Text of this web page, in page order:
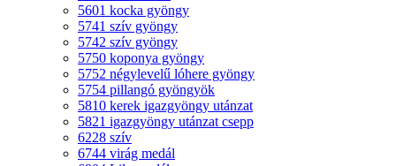
5601 kocka gyöngy
5741 szív gyöngy
5742 szív gyöngy
5750 koponya gyöngy
5752 négylevelű lóhere gyöngy
5754 pillangó gyöngyök
5810 kerek igazgyöngy utánzat
5821 igazgyöngy utánzat csepp
6228 szív
6744 virág medál